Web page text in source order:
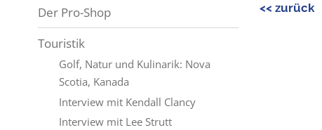
<< zurück
Der Pro-Shop
Touristik
Golf, Natur und Kulinarik: Nova
Scotia, Kanada
Interview mit Kendall Clancy
Interview mit Lee Strutt